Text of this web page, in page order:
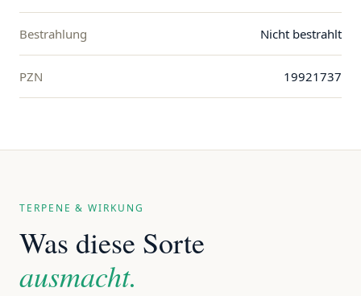
Bestrahlung Nicht bestrahlt
PZN 19921737
TERPENE & WIRKUNG
Was diese Sorte
ausmacht.